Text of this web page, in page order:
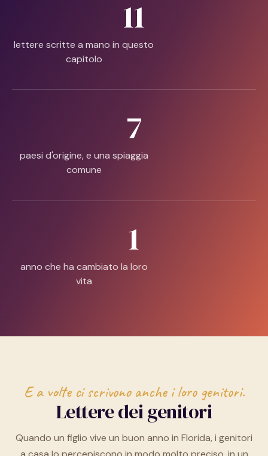
11
lettere scritte a mano in questo
capitolo
7
paesi d'origine, e una spiaggia
comune
1
anno che ha cambiato la loro
vita
E a volte ci scrivono anche i loro genitori.
Lettere dei genitori
Quando un figlio vive un buon anno in Florida, i genitori